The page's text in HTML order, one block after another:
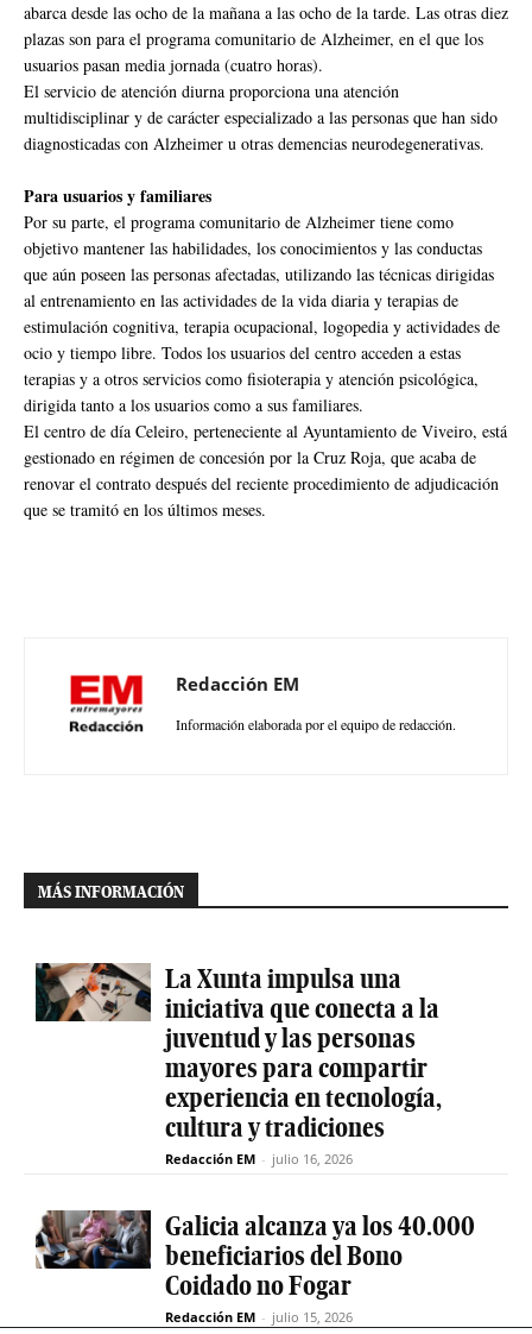
abarca desde las ocho de la mañana a las ocho de la tarde. Las otras diez
plazas son para el programa comunitario de Alzheimer, en el que los
usuarios pasan media jornada (cuatro horas).
El servicio de atención diurna proporciona una atención
multidisciplinar y de carácter especializado a las personas que han sido
diagnosticadas con Alzheimer u otras demencias neurodegenerativas.
Para usuarios y familiares
Por su parte, el programa comunitario de Alzheimer tiene como
objetivo mantener las habilidades, los conocimientos y las conductas
que aún poseen las personas afectadas, utilizando las técnicas dirigidas
al entrenamiento en las actividades de la vida diaria y terapias de
estimulación cognitiva, terapia ocupacional, logopedia y actividades de
ocio y tiempo libre. Todos los usuarios del centro acceden a estas
terapias y a otros servicios como fisioterapia y atención psicológica,
dirigida tanto a los usuarios como a sus familiares.
El centro de día Celeiro, perteneciente al Ayuntamiento de Viveiro, está
gestionado en régimen de concesión por la Cruz Roja, que acaba de
renovar el contrato después del reciente procedimiento de adjudicación
que se tramitó en los últimos meses.
Redacción EM
Información elaborada por el equipo de redacción.
MÁS INFORMACIÓN
La Xunta impulsa una
iniciativa que conecta a la
juventud y las personas
mayores para compartir
experiencia en tecnología,
cultura y tradiciones
Redacción EM - julio 16, 2026
Galicia alcanza ya los 40.000
beneficiarios del Bono
Coidado no Fogar
Redacción EM - julio 15, 2026